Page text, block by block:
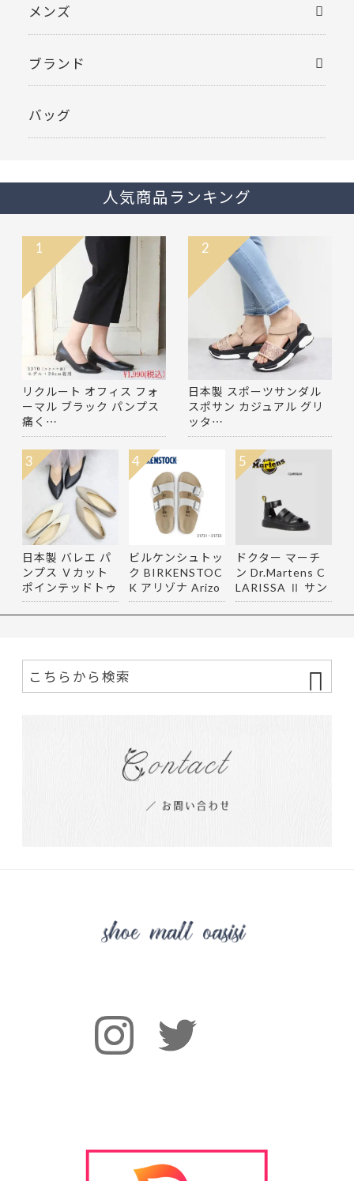
メンズ
ブランド
バッグ
人気商品ランキング
リクルート オフィス フォ
ーマル ブラック パンプス
痛く…
1
日本製 スポーツサンダル
スポサン カジュアル グリ
ッタ…
2
日本製 バレエ パ
ンプス Ｖカット
ポインテッドトゥ
ロー…
3
ビルケンシュトッ
ク BIRKENSTOC
K アリゾナ Arizo
na サン…
4
ドクター マーチ
ン Dr.Martens C
LARISSA Ⅱ サン
ダル
5